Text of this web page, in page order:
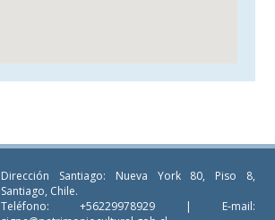
Dirección Santiago: Nueva York 80, Piso 8,
Santiago, Chile.
Teléfono: +56229978929 | E-mail: